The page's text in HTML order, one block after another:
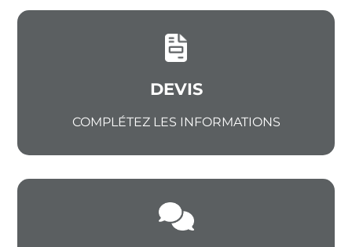
DEVIS
COMPLÉTEZ LES INFORMATIONS